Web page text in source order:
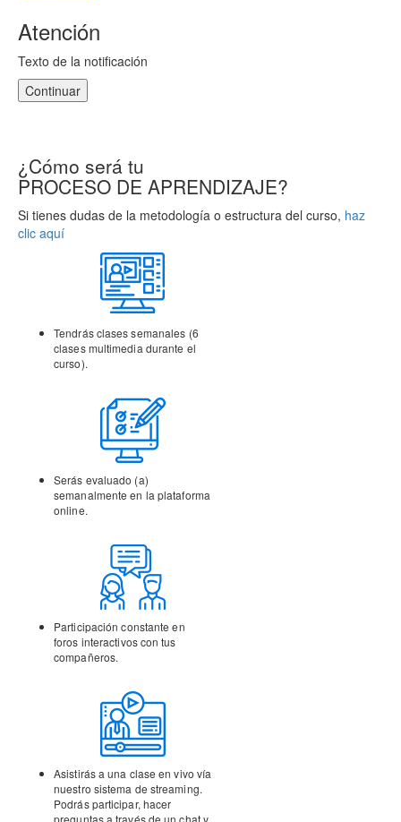
Atención
Texto de la notificación
Continuar
¿Cómo será tu
PROCESO DE APRENDIZAJE?
Si tienes dudas de la metodología o estructura del curso, haz
clic aquí
Tendrás clases semanales (6
clases multimedia durante el
curso).
Serás evaluado (a)
semanalmente en la plataforma
online.
Participación constante en
foros interactivos con tus
compañeros.
Asistirás a una clase en vivo vía
nuestro sistema de streaming.
Podrás participar, hacer
preguntas a través de un chat y